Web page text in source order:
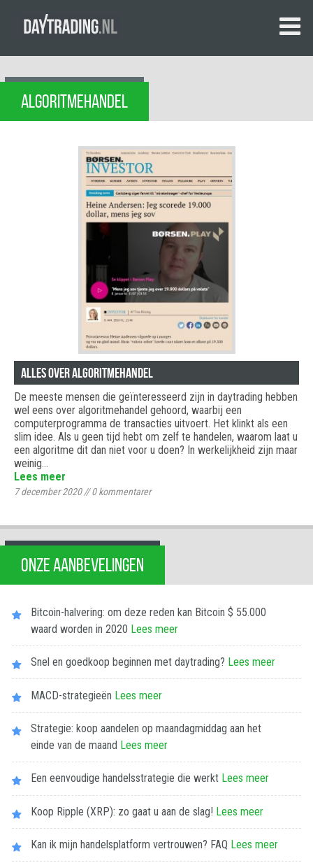
ALGORITMEHANDEL
Alles over algoritmehandel
De meeste mensen die geïnteresseerd zijn in daytrading hebben
wel eens over algoritmehandel gehoord, waarbij een
computerprogramma de transacties uitvoert. Het klinkt als een
slim idee. Als u geen tijd hebt om zelf te handelen, waarom laat u
een algoritme dit dan niet voor u doen? In werkelijkheid zijn maar
weinig…
Lees meer
7 december 2020//0kommentarer
ONZE AANBEVELINGEN
Bitcoin-halvering: om deze reden kan Bitcoin $ 55.000
waard worden in 2020 Lees meer
Snel en goedkoop beginnen met daytrading? Lees meer
MACD-strategieën Lees meer
Strategie: koop aandelen op maandagmiddag aan het
einde van de maand Lees meer
Een eenvoudige handelsstrategie die werkt Lees meer
Koop Ripple (XRP): zo gaat u aan de slag! Lees meer
Kan ik mijn handelsplatform vertrouwen? FAQ Lees meer